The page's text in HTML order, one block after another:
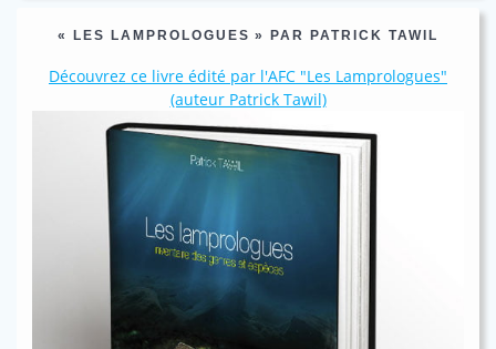
« LES LAMPROLOGUES » PAR PATRICK TAWIL
Découvrez ce livre édité par l'AFC "Les Lamprologues"
(auteur Patrick Tawil)